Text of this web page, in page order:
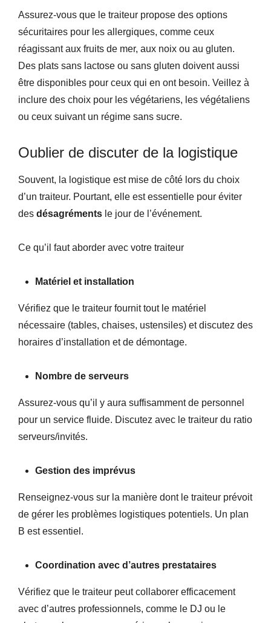
Assurez-vous que le traiteur propose des options
sécuritaires pour les allergiques, comme ceux
réagissant aux fruits de mer, aux noix ou au gluten.
Des plats sans lactose ou sans gluten doivent aussi
être disponibles pour ceux qui en ont besoin. Veillez à
inclure des choix pour les végétariens, les végétaliens
ou ceux suivant un régime sans sucre.
Oublier de discuter de la logistique
Souvent, la logistique est mise de côté lors du choix
d’un traiteur. Pourtant, elle est essentielle pour éviter
des désagréments le jour de l’événement.
Ce qu’il faut aborder avec votre traiteur
Matériel et installation
Vérifiez que le traiteur fournit tout le matériel
nécessaire (tables, chaises, ustensiles) et discutez des
horaires d’installation et de démontage.
Nombre de serveurs
Assurez-vous qu’il y aura suffisamment de personnel
pour un service fluide. Discutez avec le traiteur du ratio
serveurs/invités.
Gestion des imprévus
Renseignez-vous sur la manière dont le traiteur prévoit
de gérer les problèmes logistiques potentiels. Un plan
B est essentiel.
Coordination avec d’autres prestataires
Vérifiez que le traiteur peut collaborer efficacement
avec d’autres professionnels, comme le DJ ou le